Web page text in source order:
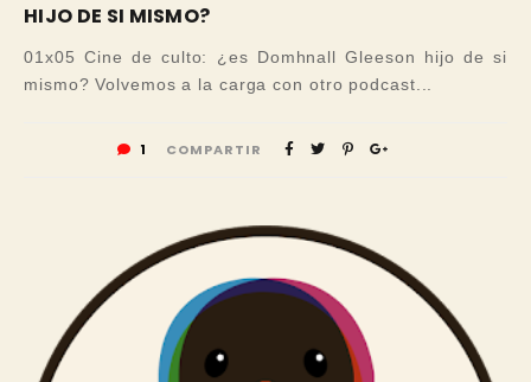
HIJO DE SI MISMO?
01x05 Cine de culto: ¿es Domhnall Gleeson hijo de si
mismo? Volvemos a la carga con otro podcast...
1 COMPARTIR